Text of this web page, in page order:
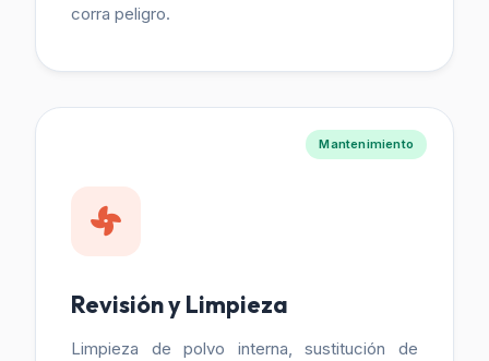
corra peligro.
Mantenimiento
Revisión y Limpieza
Limpieza de polvo interna, sustitución de